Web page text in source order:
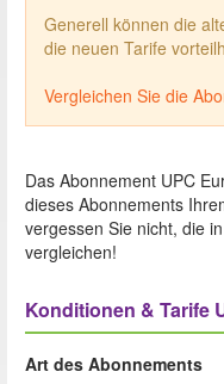
Generell können die
die neuen Tarife
Vergleichen Sie die
Das Abonnement UPC
dieses Abonnements
vergessen Sie nicht, die
vergleichen!
Konditionen & Tarife
Art des Abonnements